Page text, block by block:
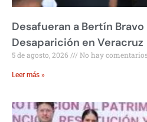
Desafueran a Bertín
Desaparición en Veracruz
5 de agosto, 2026 No hay
Leer más »